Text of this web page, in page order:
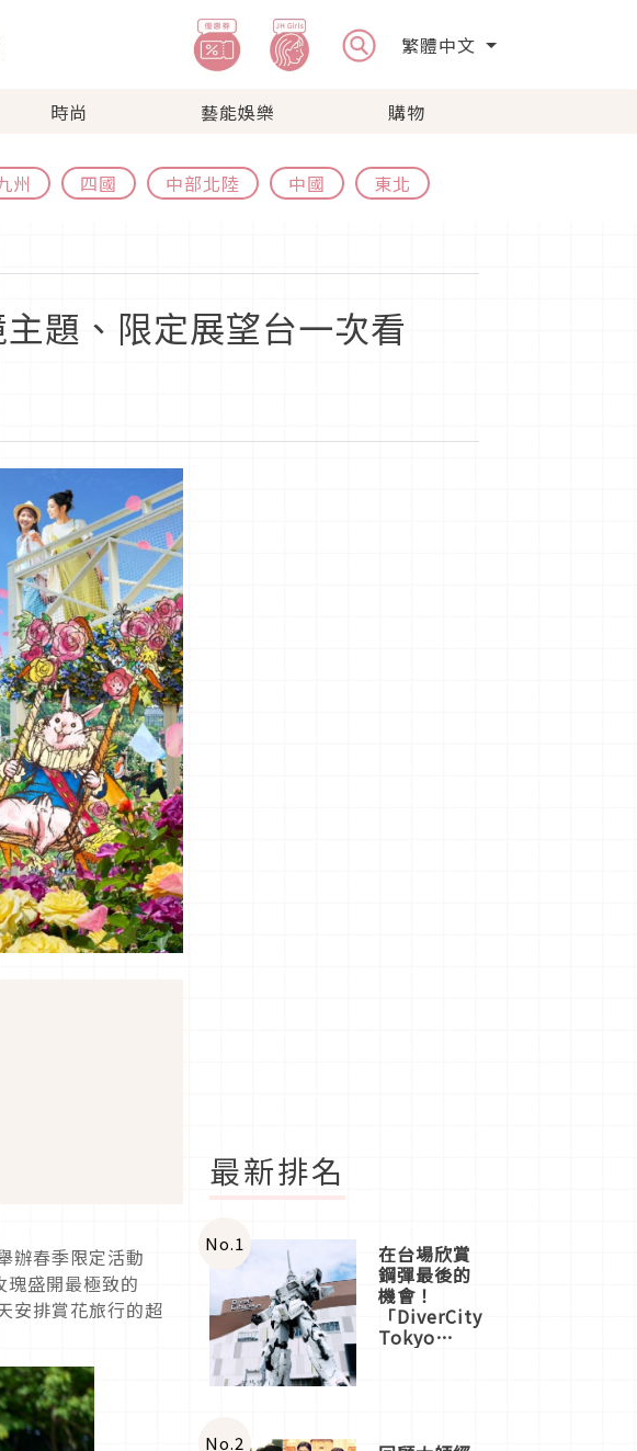
繁體中文
時尚 藝能娛樂 購物
州 四國 中部北陸 中國 東北
題、限定展望台一次看
辦春季限定活動
瑰盛開最極致的
安排賞花旅行的超
最新排名
No.1 在台場欣賞
鋼彈最後的
機會！
「DiverCity
Tokyo
體驗
No.2